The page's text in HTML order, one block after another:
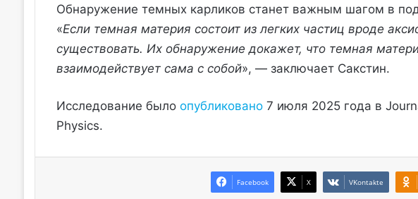
Обнаружение темных карликов станет важным шагом в
«Если темная материя состоит из легких частиц вроде
существовать. Их обнаружение докажет, что темная
взаимодействует сама с собой», — заключает Сакстин.
Исследование было опубликовано7 июля 2025 года в
Physics.
Facebook X VKontakte